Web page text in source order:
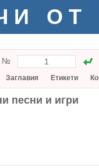
ОТ
№
Заглавия Етикети
песни и игри